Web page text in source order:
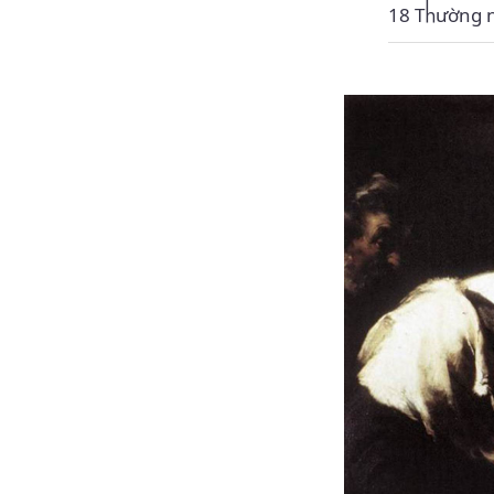
18 Thường